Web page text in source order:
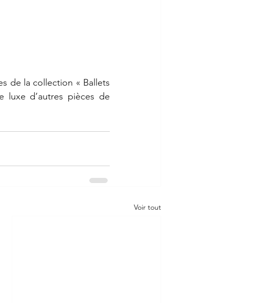
de la collection « Ballets
luxe d’autres pièces de
Voir tout